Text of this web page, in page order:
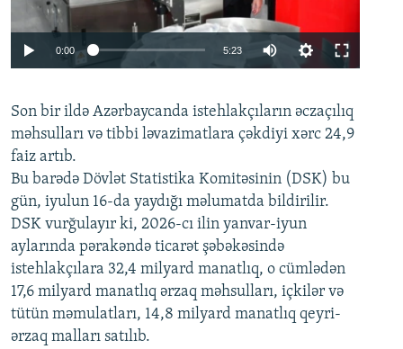
Auto 240p 360p 480p
720p 1080p
0:00 5:23
360p
480p
720p
1080p
Son bir ildə Azərbaycanda istehlakçıların əczaçılıq
məhsulları və tibbi ləvazimatlara çəkdiyi xərc 24,9
faiz artıb.
Bu barədə Dövlət Statistika Komitəsinin (DSK) bu
gün, iyulun 16-da yaydığı məlumatda bildirilir.
DSK vurğulayır ki, 2026-cı ilin yanvar-iyun
aylarında pərakəndə ticarət şəbəkəsində
istehlakçılara 32,4 milyard manatlıq, o cümlədən
17,6 milyard manatlıq ərzaq məhsulları, içkilər və
tütün məmulatları, 14,8 milyard manatlıq qeyri-
ərzaq malları satılıb.